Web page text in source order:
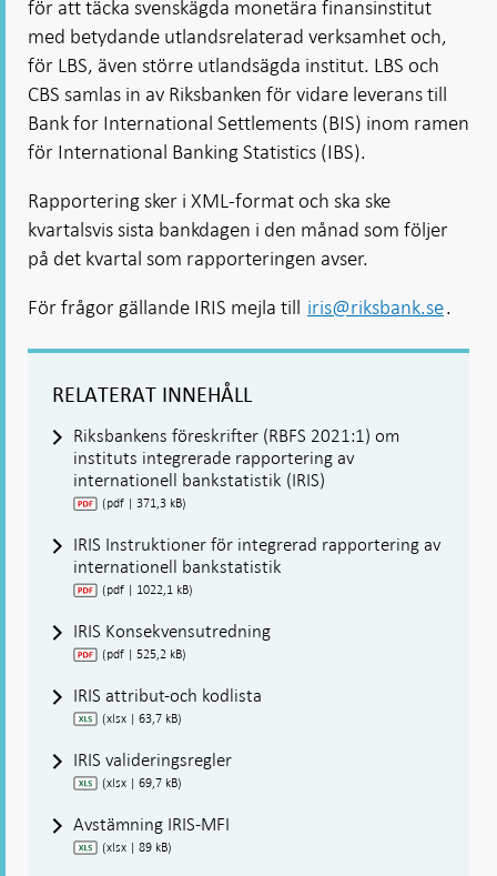
för att täcka svenskägda monetära finansinstitut
med betydande utlandsrelaterad verksamhet och,
för LBS, även större utlandsägda institut. LBS och
CBS samlas in av Riksbanken för vidare leverans till
Bank for International Settlements (BIS) inom ramen
för International Banking Statistics (IBS).
Rapportering sker i XML-format och ska ske
kvartalsvis sista bankdagen i den månad som följer
på det kvartal som rapporteringen avser.
För frågor gällande IRIS mejla till iris@riksbank.se.
RELATERAT INNEHÅLL
Riksbankens föreskrifter (RBFS 2021:1) om
instituts integrerade rapportering av
internationell bankstatistik (IRIS)
(pdf | 371,3 kB)
IRIS Instruktioner för integrerad rapportering av
internationell bankstatistik
(pdf | 1022,1 kB)
IRIS Konsekvensutredning
(pdf | 525,2 kB)
IRIS attribut-och kodlista
(xlsx | 63,7 kB)
IRIS valideringsregler
(xlsx | 69,7 kB)
Avstämning IRIS-MFI
(xlsx | 89 kB)